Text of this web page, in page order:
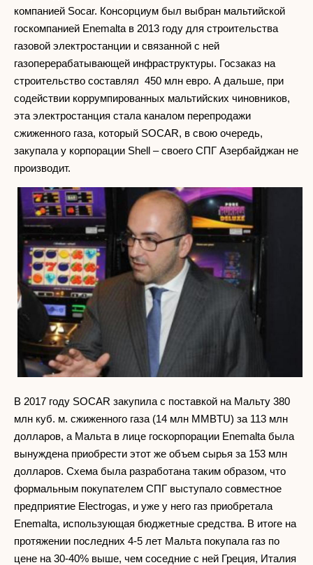
компанией Socar. Консорциум был выбран мальтийской
госкомпанией Enemalta в 2013 году для строительства
газовой электростанции и связанной с ней
газоперерабатывающей инфраструктуры. Госзаказ на
строительство составлял 450 млн евро. А дальше, при
содействии коррумпированных мальтийских чиновников,
эта электростанция стала каналом перепродажи
сжиженного газа, который SOCAR, в свою очередь,
закупала у корпорации Shell – своего СПГ Азербайджан не
производит.
В 2017 году SOCAR закупила с поставкой на Мальту 380
млн куб. м. сжиженного газа (14 млн MMBTU) за 113 млн
долларов, а Мальта в лице госкорпорации Enemalta была
вынуждена приобрести этот же объем сырья за 153 млн
долларов. Схема была разработана таким образом, что
формальным покупателем СПГ выступало совместное
предприятие Electrogas, и уже у него газ приобретала
Enemalta, использующая бюджетные средства. В итоге на
протяжении последних 4-5 лет Мальта покупала газ по
цене на 30-40% выше, чем соседние с ней Греция, Италия